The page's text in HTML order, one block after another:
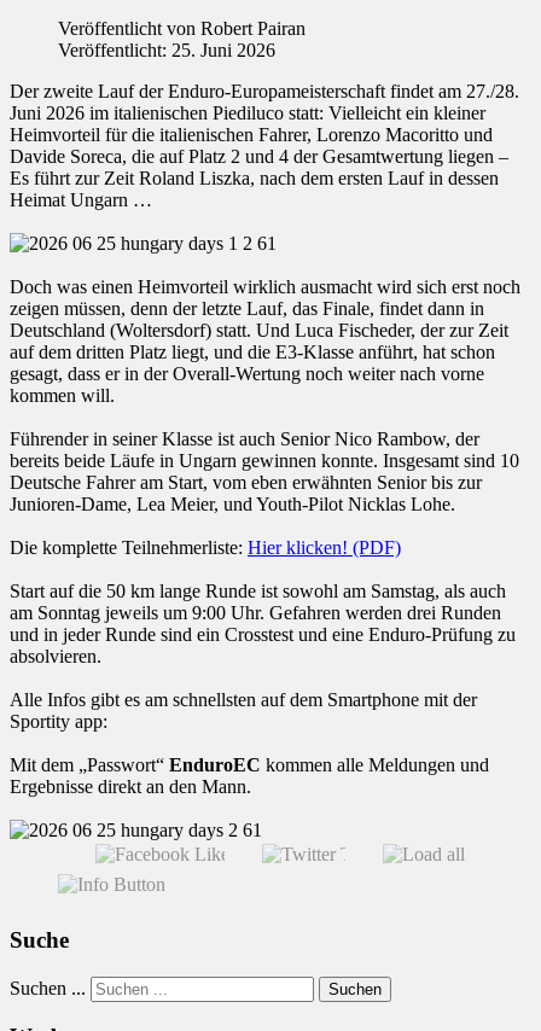
Veröffentlicht von Robert Pairan
Veröffentlicht: 25. Juni 2026
Der zweite Lauf der Enduro-Europameisterschaft findet am 27./28.
Juni 2026 im italienischen Piediluco statt: Vielleicht ein kleiner
Heimvorteil für die italienischen Fahrer, Lorenzo Macoritto und
Davide Soreca, die auf Platz 2 und 4 der Gesamtwertung liegen –
Es führt zur Zeit Roland Liszka, nach dem ersten Lauf in dessen
Heimat Ungarn …
Doch was einen Heimvorteil wirklich ausmacht wird sich erst noch
zeigen müssen, denn der letzte Lauf, das Finale, findet dann in
Deutschland (Woltersdorf) statt. Und Luca Fischeder, der zur Zeit
auf dem dritten Platz liegt, und die E3-Klasse anführt, hat schon
gesagt, dass er in der Overall-Wertung noch weiter nach vorne
kommen will.
Führender in seiner Klasse ist auch Senior Nico Rambow, der
bereits beide Läufe in Ungarn gewinnen konnte. Insgesamt sind 10
Deutsche Fahrer am Start, vom eben erwähnten Senior bis zur
Junioren-Dame, Lea Meier, und Youth-Pilot Nicklas Lohe.
Die komplette Teilnehmerliste: Hier klicken! (PDF)
Start auf die 50 km lange Runde ist sowohl am Samstag, als auch
am Sonntag jeweils um 9:00 Uhr. Gefahren werden drei Runden
und in jeder Runde sind ein Crosstest und eine Enduro-Prüfung zu
absolvieren.
Alle Infos gibt es am schnellsten auf dem Smartphone mit der
Sportity app:
Mit dem „Passwort“ EnduroEC kommen alle Meldungen und
Ergebnisse direkt an den Mann.
Suche
Suchen ... Suchen